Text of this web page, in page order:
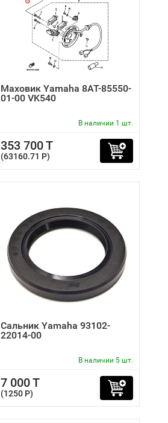
Маховик Yamaha 8AT-85550-
01-00 VK540
В наличии 1 шт.
353 700 T
(63160.71 P)
Сальник Yamaha 93102-
22014-00
В наличии 5 шт.
7 000 T
(1250 P)